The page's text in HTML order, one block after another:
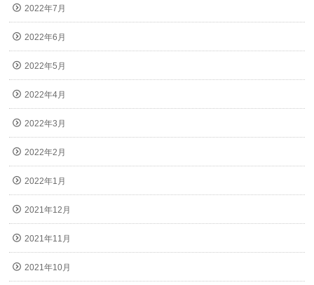
2022年7月
2022年6月
2022年5月
2022年4月
2022年3月
2022年2月
2022年1月
2021年12月
2021年11月
2021年10月